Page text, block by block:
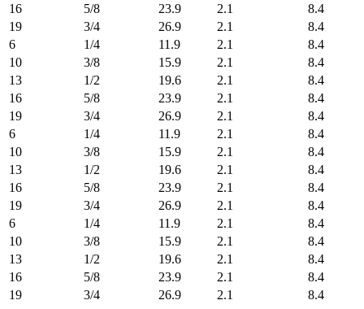
16
5/8 23.9 2.1
8.4
19
3/4 26.9 2.1
8.4
6
1/4 11.9 2.1
8.4
10
3/8 15.9 2.1
8.4
13
1/2 19.6 2.1
8.4
16
5/8 23.9 2.1
8.4
19
3/4 26.9 2.1
8.4
6
1/4 11.9 2.1
8.4
10
3/8 15.9 2.1
8.4
13
1/2 19.6 2.1
8.4
16
5/8 23.9 2.1
8.4
19
3/4 26.9 2.1
8.4
6
1/4 11.9 2.1
8.4
10
3/8 15.9 2.1
8.4
13
1/2 19.6 2.1
8.4
16
5/8 23.9 2.1
8.4
19
3/4 26.9 2.1 8.4